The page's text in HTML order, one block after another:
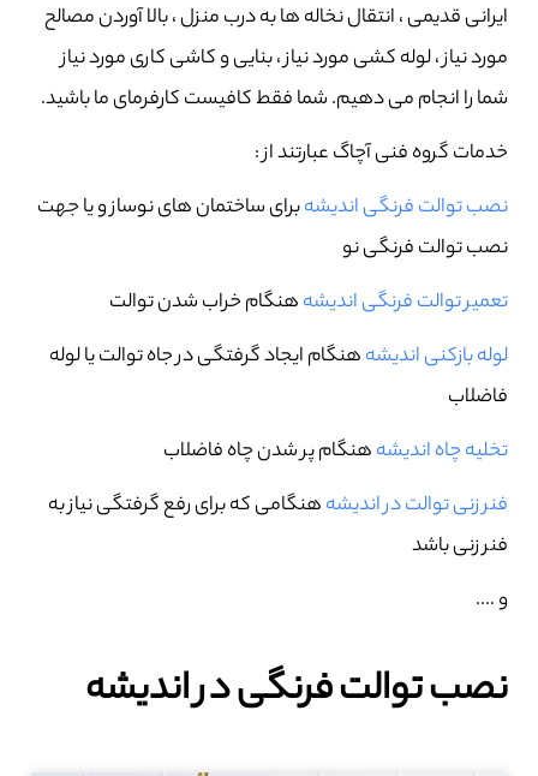
ایرانی قدیمی ، انتقال نخاله ها به درب منزل ، بالا آوردن مصالح
مورد نیاز ، لوله کشی مورد نیاز ، بنایی و کاشی کاری مورد نیاز
شما را انجام می دهیم. شما فقط کافیست کارفرمای ما باشید.
خدمات گروه فنی آچاگ عبارتند از :
نصب توالت فرنگی اندیشهبرای ساختمان های نوساز و یا جهت
نصب توالت فرنگی نو
تعمیر توالت فرنگی اندیشههنگام خراب شدن توالت
لوله بازکنی اندیشههنگام ایجاد گرفتگی در جاه توالت یا لوله
فاضلاب
تخلیه چاه اندیشههنگام پر شدن چاه فاضلاب
فنر زنی توالت در اندیشههنگامی که برای رفع گرفتگی نیاز به
فنر زنی باشد
و ….
نصب توالت فرنگی در اندیشه